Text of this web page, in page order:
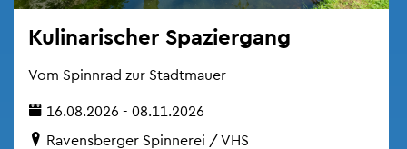
Ku­li­na­ri­scher Spa­zier­gang
Vom Spinn­rad zur Stadt­mau­er
16.08.2026 - 08.11.2026
Ra­vens­ber­ger Spin­ne­rei / VHS